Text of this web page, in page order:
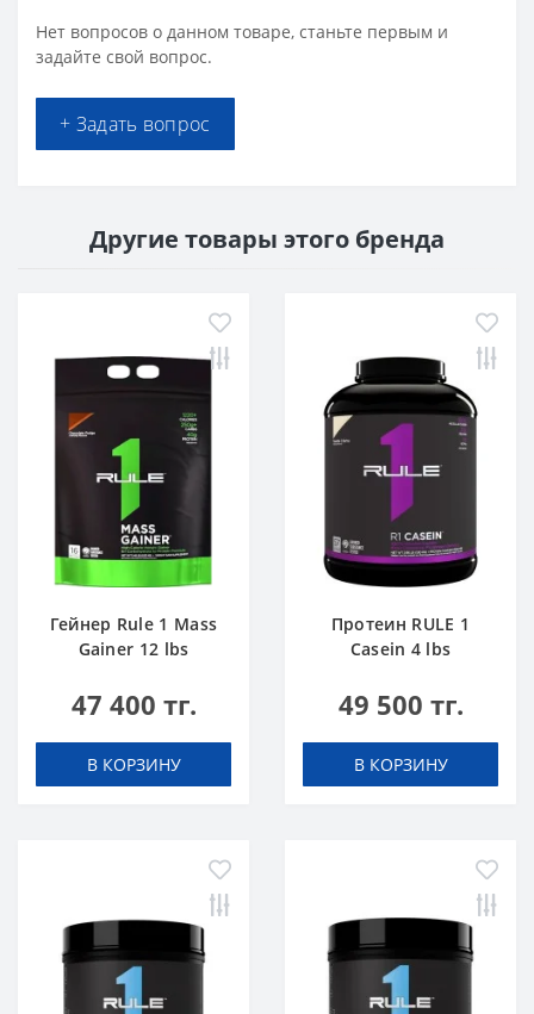
Нет вопросов о данном товаре, станьте первым и
задайте свой вопрос.
+ Задать вопрос
Другие товары этого бренда
Гейнер Rule 1 Mass
Gainer 12 lbs
47 400 тг.
В КОРЗИНУ
Протеин RULE 1
Casein 4 lbs
Мороженое
49 500 тг.
В КОРЗИНУ